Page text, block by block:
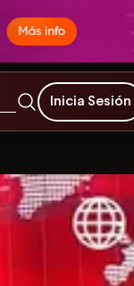
Inicia Sesión